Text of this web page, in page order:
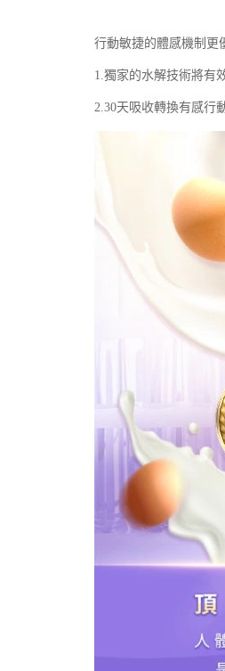
行動敏捷的體感機制更
1.獨家的水解技術將有
2.30天吸收轉換有感行